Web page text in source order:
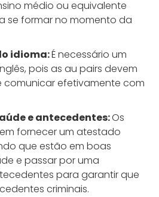
médio ou equivalente
se formar no momento da
idioma:É necessário um
pois as au pairs devem
comunicar efetivamente com
e antecedentes:Os
fornecer um atestado
que estão em boas
e passar por uma
para garantir que
criminais.